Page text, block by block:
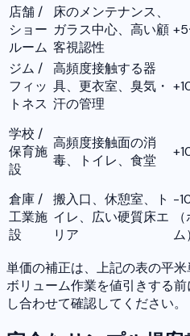
店舗 /
ショー
ルーム
床のメンテナンス、
ガラス中心、高い顧
客視認性
+5
ジム /
フィッ
トネス
高頻度接触する器
具、更衣室、臭気・
汗の管理
学校 /
保育施
設
高頻度接触面の消
毒、トイレ、食堂
倉庫 /
工業施
設
搬入口、休憩室、ト
イレ、広い硬質床エ
リア
-
ム）
単価の補正は、上記の表の平米
ボリューム作業を値引きする
し合わせて確認してください。